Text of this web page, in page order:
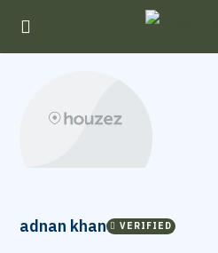
adnan khan VERIFIED